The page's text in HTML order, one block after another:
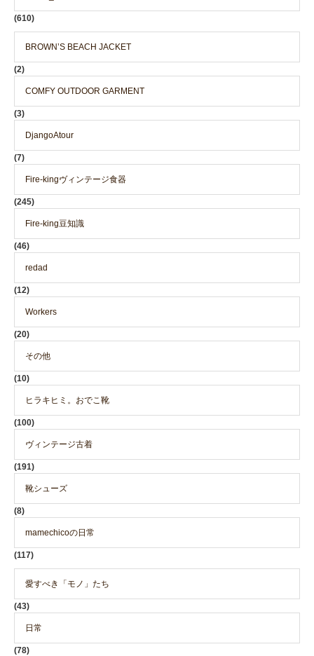
(610)
BROWN’S BEACH JACKET
(2)
COMFY OUTDOOR GARMENT
(3)
DjangoAtour
(7)
Fire-kingヴィンテージ食器
(245)
Fire-king豆知識
(46)
redad
(12)
Workers
(20)
その他
(10)
ヒラキヒミ。おでこ靴
(100)
ヴィンテージ古着
(191)
靴シューズ
(8)
mamechicoの日常
(117)
愛すべき「モノ」たち
(43)
日常
(78)